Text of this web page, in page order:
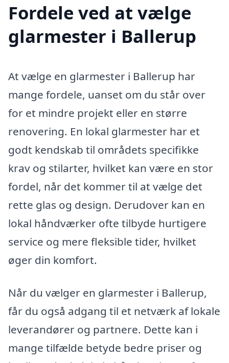
Fordele ved at vælge
glarmester i Ballerup
At vælge en glarmester i Ballerup har
mange fordele, uanset om du står over
for et mindre projekt eller en større
renovering. En lokal glarmester har et
godt kendskab til områdets specifikke
krav og stilarter, hvilket kan være en stor
fordel, når det kommer til at vælge det
rette glas og design. Derudover kan en
lokal håndværker ofte tilbyde hurtigere
service og mere fleksible tider, hvilket
øger din komfort.
Når du vælger en glarmester i Ballerup,
får du også adgang til et netværk af lokale
leverandører og partnere. Dette kan i
mange tilfælde betyde bedre priser og